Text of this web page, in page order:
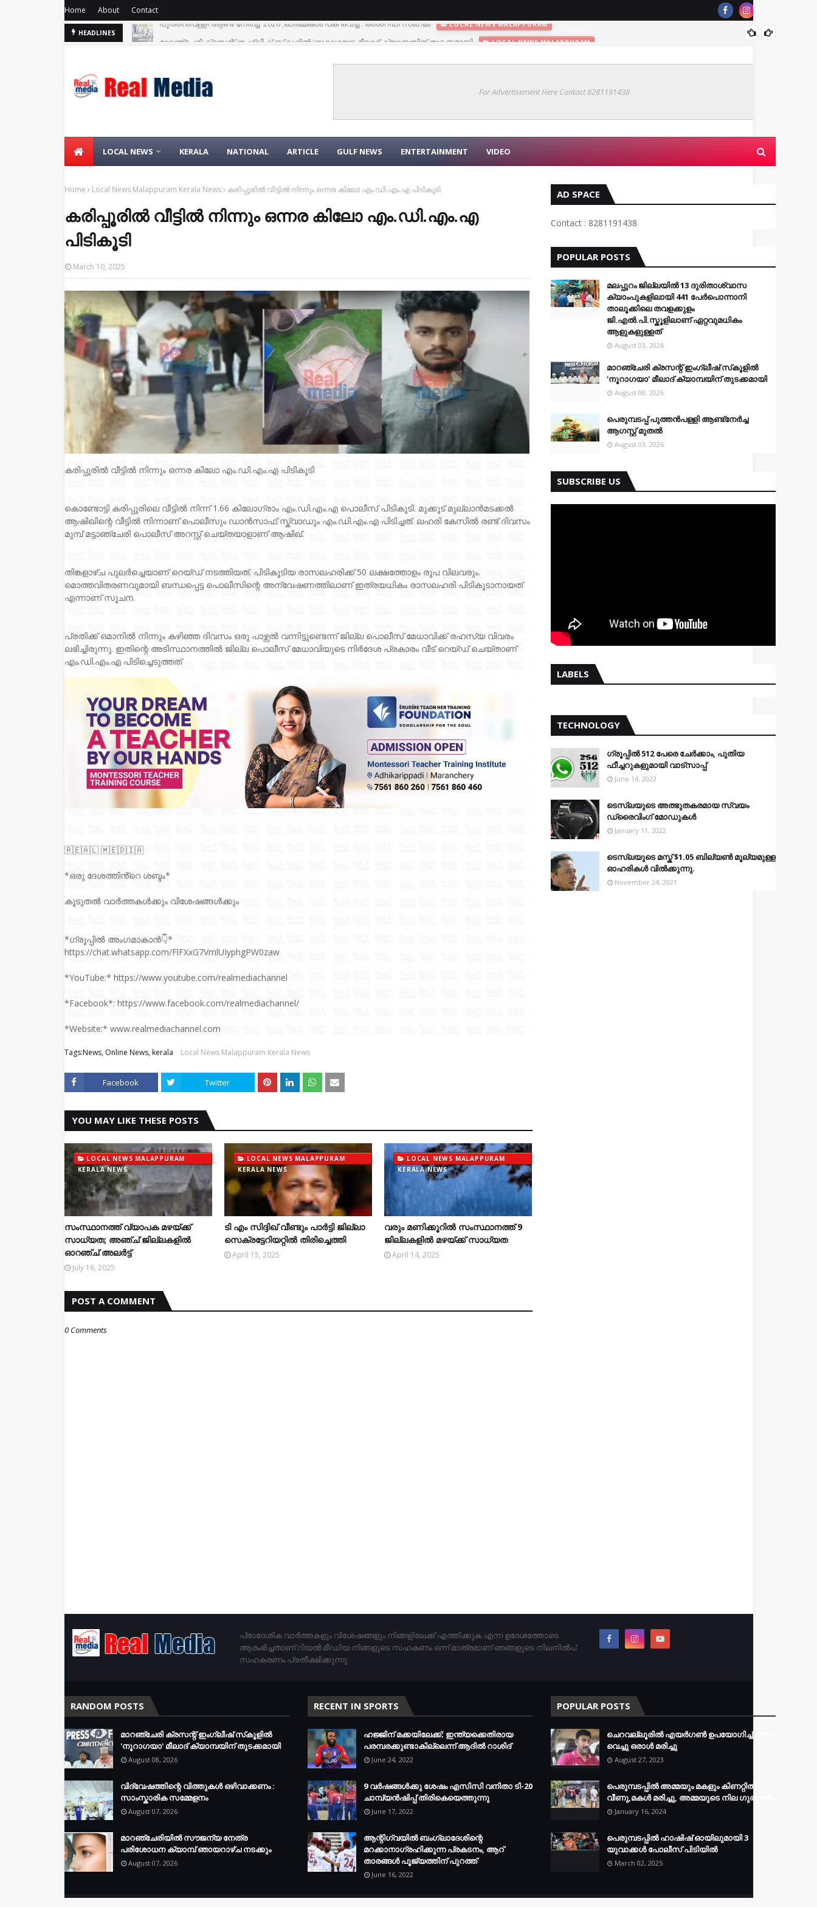
Home About Contact
HEADLINES മാറഞ്ചേരി ക്രസന്റ് ഇംഗ്ലീഷ് സ്‌കൂളില്‍ 'നൂറാഗയാ' മീലാദ് ക്യാമ്പയിന് തുടക്കമായി
For Advertisement Here Contact 8281191438
LOCAL NEWS KERALA NATIONAL ARTICLE GULF NEWS ENTERTAINMENT VIDEO
Home Local News Malappuram Kerala News കരിപ്പൂരിൽ വീട്ടിൽ നിന്നും ഒന്നര കിലോ എം.ഡി.എം.എ പിടികൂടി
കരിപ്പൂരിൽ വീട്ടിൽ നിന്നും ഒന്നര കിലോ എം.ഡി.എം.എ
പിടികൂടി
March 10, 2025
കരിപ്പൂരിൽ വീട്ടിൽ നിന്നും ഒന്നര കിലോ എം.ഡി.എം.എ പിടികൂടി
കൊണ്ടോട്ടി കരിപ്പൂരിലെ വീട്ടിൽ നിന്ന് 1.66 കിലോഗ്രാം എം.ഡി.എം.എ പൊലീസ് പിടികൂടി. മുക്കൂട് മുല്ലാൻമടക്കൽ
ആഷിഖിന്റെ വീട്ടിൽ നിന്നാണ് പൊലീസും ഡാൻസാഫ് സ്ക്വാഡും എം.ഡി.എം.എ പിടിച്ചത്. ലഹരി കേസിൽ രണ്ട് ദിവസം
മുമ്പ് മട്ടാഞ്ചേരി പൊലീസ് അറസ്റ്റ് ചെയ്തയാളാണ് ആഷിഖ്.
തിങ്കളാഴ്ച പുലർച്ചെയാണ് റെയ്ഡ് നടത്തിയത്. പിടികൂടിയ രാസലഹരിക്ക് 50 ലക്ഷത്തോളം രൂപ വിലവരും.
മൊത്തവിതരണവുമായി ബന്ധപ്പെട്ട പൊലീസിന്റെ അന്വേഷണത്തിലാണ് ഇത്രയധികം രാസലഹരി പിടികൂടാനായത്
എന്നാണ് സൂചന.
പ്രതിക്ക് ഒമാനിൽ നിന്നും കഴിഞ്ഞ ദിവസം ഒരു പാഴ്സൽ വന്നിട്ടുണ്ടെന്ന് ജില്ല പൊലീസ് മേധാവിക്ക് രഹസ്യ വിവരം
ലഭിച്ചിരുന്നു. ഇതിന്റെ അടിസ്ഥാനത്തിൽ ജില്ല പൊലീസ് മേധാവിയുടെ നിർദേശ പ്രകാരം വീട് റെയ്ഡ് ചെയ്താണ്
എം.ഡി.എം.എ പിടിച്ചെടുത്തത്
🇷‌🇪‌🇦‌🇱‌ 🇲‌🇪‌🇩‌🇮‌🇦‌
*ഒരു ദേശത്തിൻ്റെ ശബ്ദം*
കൂടുതല്‍ വാർത്തകൾക്കും വിശേഷങ്ങൾക്കും
*ഗ്രൂപ്പിൽ അംഗമാകാൻ👇*
https://chat.whatsapp.com/FlFXxG7VmlUIyphgPW0zaw
*YouTube:* https://www.youtube.com/realmediachannel
*Facebook*: https://www.facebook.com/realmediachannel/
*Website:* www.realmediachannel.com
Tags:News, Online News, kerala Local News Malappuram Kerala News
Facebook Twitter
YOU MAY LIKE THESE POSTS
LOCAL NEWS MALAPPURAM
KERALA NEWS
സംസ്ഥാനത്ത് വ്യാപക മഴയ്ക്ക്
സാധ്യത; അഞ്ച് ജില്ലകളിൽ
ഓറഞ്ച് അലർട്ട്
July 16, 2025
LOCAL NEWS MALAPPURAM
KERALA NEWS
ടി എം സിദ്ദിഖ് വീണ്ടും പാർട്ടി ജില്ലാ
സെക്രട്ടേറിയറ്റിൽ തിരിച്ചെത്തി
April 15, 2025
LOCAL NEWS MALAPPURAM
KERALA NEWS
വരും മണിക്കൂറിൽ സംസ്ഥാനത്ത് 9
ജില്ലകളിൽ മഴയ്ക്ക് സാധ്യത
April 14, 2025
POST A COMMENT
0 Comments
AD SPACE
Contact : 8281191438
POPULAR POSTS
മലപ്പുറം ജില്ലയിൽ 13 ദുരിതാശ്വാസ
ക്യാംപുകളിലായി 441 പേർപൊന്നാനി
താലൂക്കിലെ തവളക്കുളം
ജി.എൽ.പി.സ്കൂളിലാണ് ഏറ്റവുമധികം
ആളുകളുള്ളത്
August 03, 2026
മാറഞ്ചേരി ക്രസന്റ് ഇംഗ്ലീഷ് സ്‌കൂളില്‍
'നൂറാഗയാ' മീലാദ് ക്യാമ്പയിന് തുടക്കമായി
August 08, 2026
പെരുമ്പടപ്പ് പുത്തൻപള്ളി ആണ്ട്നേർച്ച
ആഗസ്റ്റ് മുതൽ
August 03, 2026
SUBSCRIBE US
LABELS
TECHNOLOGY
ഗ്രൂപ്പിൽ 512 പേരെ ചേർക്കാം, പുതിയ
ഫീച്ചറുകളുമായി വാട്സാപ്പ്
June 14, 2022
ടെസ്‌ലയുടെ അത്ഭുതകരമായ സ്വയം
ഡ്രൈവിംഗ് മോഡുകൾ
January 11, 2022
ടെസ്‌ലയുടെ മസ്ക് $1.05 ബില്യൺ മൂല്യമുള്ള
ഓഹരികൾ വിൽക്കുന്നു.
November 24, 2021
പ്രാദേശിക വാര്‍ത്തകളും വിശേഷങ്ങളും നിങ്ങളിലേക്ക് എത്തിക്കുക എന്ന ഉദേശത്തോടെ
ആരംഭിച്ചതാണ് റിയൽ മീഡിയ നിങ്ങളുടെ സഹകണം ഒന്ന് മാത്രമാണ് ഞങ്ങളുടെ നിലനിൽപ്
സഹകരണം പ്രതീക്ഷിക്കുന്നു
RANDOM POSTS
മാറഞ്ചേരി ക്രസന്റ് ഇംഗ്ലീഷ് സ്‌കൂളില്‍
'നൂറാഗയാ' മീലാദ് ക്യാമ്പയിന് തുടക്കമായി
August 08, 2026
വിദ്വേഷത്തിന്റെ വിത്തുകൾ ഒഴിവാക്കണം :
സാംസ്കാരിക സമ്മേളനം
August 07, 2026
മാറഞ്ചേരിയിൽ സൗജന്യ നേത്ര
പരിശോധന ക്യാമ്പ് ഞായറാഴ്ച നടക്കും
August 07, 2026
RECENT IN SPORTS
ഹജ്ജിന് മക്കയിലേക്ക്; ഇന്ത്യക്കെതിരായ
പരമ്പരക്കുണ്ടാകില്ലെന്ന് ആദില്‍ റാശിദ്
June 24, 2022
9 വർഷങ്ങൾക്കു ശേഷം എസിസി വനിതാ ടി-20
ചാമ്പ്യൻഷിപ്പ് തിരികെയെത്തുന്നു
June 17, 2022
ആന്റിഗ്വയില്‍ ബംഗ്ലാദേശിന്റെ
മറക്കാനാഗ്രഹിക്കുന്ന പ്രകടനം, ആറ്
താരങ്ങള്‍ പൂജ്യത്തിന് പുറത്ത്
June 16, 2022
POPULAR POSTS
ചെറവല്ലൂരിൽ എയർഗൺ ഉപയോഗിച്ച് വെടി
വെച്ചു ഒരാൾ മരിച്ചു
August 27, 2023
പെരുമ്പടപ്പിൽ അമ്മയും മകളും കിണറ്റിൽ
വീണു,മകൾ മരിച്ചു, അമ്മയുടെ നില ഗുരുതരം
January 16, 2024
പെരുമ്പടപ്പിൽ ഹാഷിഷ് ഓയിലുമായി 3
യുവാക്കൾ പോലീസ് പിടിയിൽ
March 02, 2025